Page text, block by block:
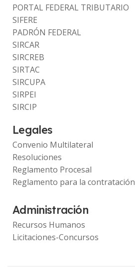
PORTAL FEDERAL TRIBUTARIO
SIFERE
PADRÓN FEDERAL
SIRCAR
SIRCREB
SIRTAC
SIRCUPA
SIRPEI
SIRCIP
Legales
Convenio Multilateral
Resoluciones
Reglamento Procesal
Reglamento para la contratación
Administración
Recursos Humanos
Licitaciones-Concursos